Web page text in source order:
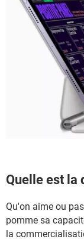
Quelle est la
Qu'on aime ou
pomme sa
la